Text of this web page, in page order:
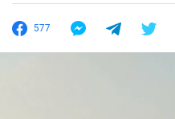
577